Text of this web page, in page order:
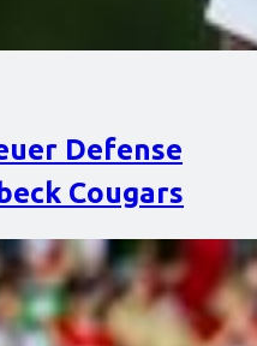
Defense
Cougars